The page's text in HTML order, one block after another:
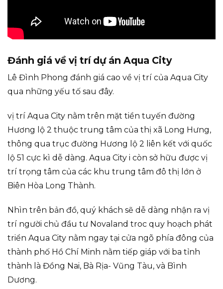
Đánh giá về vị trí dự án Aqua City
Lê Đình Phong đánh giá cao về vị trí của Aqua City
qua những yếu tố sau đây.
vị trí Aqua City nằm trên mặt tiền tuyến đường
Hương lộ 2 thuộc trung tâm của thị xã Long Hưng,
thông qua trục đường Hương lộ 2 liên kết với quốc
lộ 51 cực kì dễ dàng. Aqua City i còn sở hữu được vị
trí trọng tâm của các khu trung tâm đô thị lớn ở
Biên Hòa Long Thành.
Nhìn trên bản đồ, quý khách sẽ dễ dàng nhận ra vị
trí người chủ đầu tư Novaland troc quy hoạch phát
triển Aqua City nằm ngay tại cửa ngõ phía đông của
thành phố Hồ Chí Minh nằm tiếp giáp với ba tỉnh
thành là Đồng Nai, Bà Rịa- Vũng Tàu, và Bình
Dương.